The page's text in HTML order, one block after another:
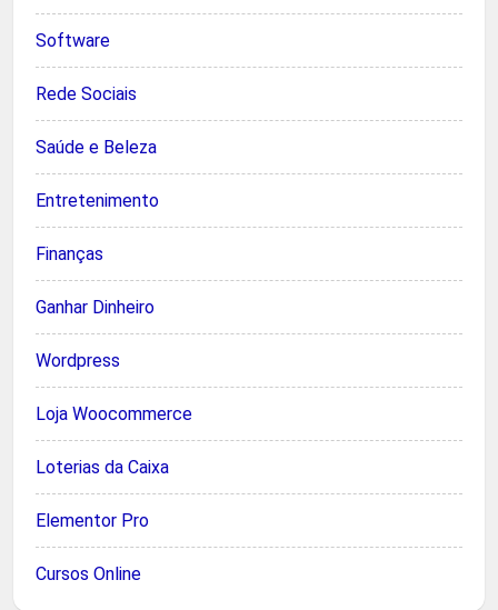
Software
Rede Sociais
Saúde e Beleza
Entretenimento
Finanças
Ganhar Dinheiro
Wordpress
Loja Woocommerce
Loterias da Caixa
Elementor Pro
Cursos Online